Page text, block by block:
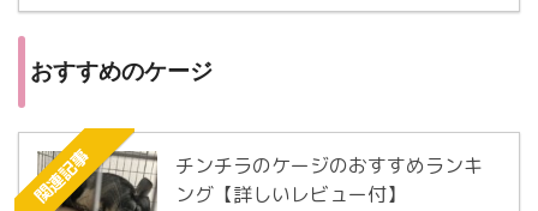
おすすめのケージ
関連記事
チンチラのケージのおすすめランキ
ング【詳しいレビュー付】